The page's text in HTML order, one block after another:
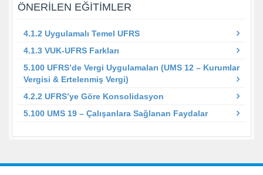
ÖNERILEN EĞITIMLER
4.1.2 Uygulamalı Temel UFRS
4.1.3 VUK-UFRS Farkları
5.100 UFRS’de Vergi Uygulamaları (UMS 12 – Kurumlar
Vergisi & Ertelenmiş Vergi)
4.2.2 UFRS’ye Göre Konsolidasyon
5.100 UMS 19 – Çalışanlara Sağlanan Faydalar